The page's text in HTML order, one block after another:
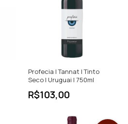
Profecia | Tannat | Tinto
Seco | Uruguai | 750ml
R$103,00